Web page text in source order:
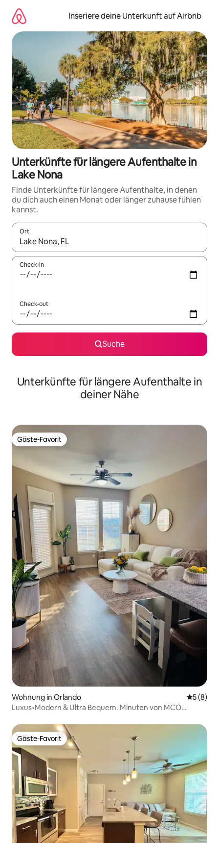
Inhalten
springen
Inseriere deine Unterkunft auf Airbnb
Unterkünfte für längere Aufenthalte in
Lake Nona
Finde Unterkünfte für längere Aufenthalte, in denen
du dich auch einen Monat oder länger zuhause fühlen
kannst.
Ort
Wenn Ergebnisse verfügbar sind, navigiere mit den
Check-in
Check-out
Suche
Unterkünfte für längere Aufenthalte in
deiner Nähe
Gäste-Favorit
Gäste-Favorit
Wohnung in Orlando
5 (8)
Luxus•Modern & Ultra Bequem. Minuten von MCO
Gäste-Favorit
Gäste-Favorit